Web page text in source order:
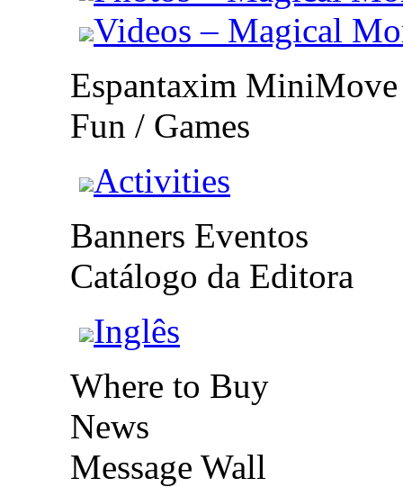
Videos – Magical
Espantaxim MiniMove
Fun / Games
Activities
Banners Eventos
Catálogo da Editora
Inglês
Where to Buy
News
Message Wall